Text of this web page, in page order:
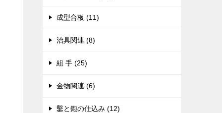
成型合板 (11)
治具関連 (8)
組 手 (25)
金物関連 (6)
鑿と鉋の仕込み (12)